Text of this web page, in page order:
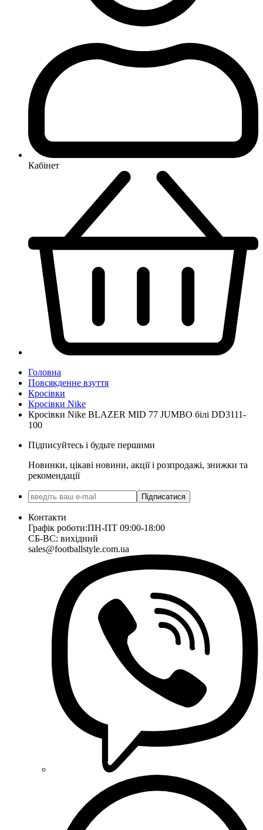
Кабінет
Головна
Повсякденне взуття
Кросівки
Кросівки Nike
Кросівки Nike BLAZER MID 77 JUMBO білі DD3111-
100
Підписуйтесь і будьте першими
Новинки, цікаві новини, акції і розпродажі, знижки та
рекомендації
Підписатися
Контакти
Графік роботи:ПН-ПТ 09:00-18:00
СБ-ВС: вихідний
sales@footballstyle.com.ua